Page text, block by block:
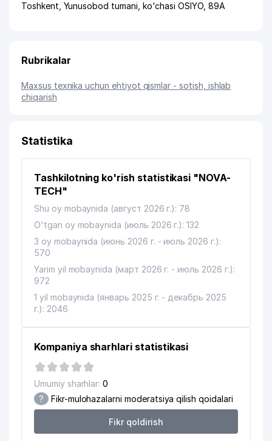
Toshkent Yunusobod tumani ko'chasi OSIYO, 89А
Rubrikalar
Maxsus texnika uchun ehtiyot qismlar - sotish, ishlab
chiqarish
Statistika
Tashkilotning ko'rish statistikasi "NOVA-
TECH"
Shu oy mobaynida (август 2026 г.): 78
O'tgan oy mobaynida (июль 2026 г.): 132
3 oy mobaynida (июнь 2026 г. - июль 2026 г.):
570
Yarim yil mobaynida (март 2026 г. - июль 2026 г.):
972
1 yil mobaynida (январь 2025 г. - декабрь 2025
г.): 2046
Kompaniya sharhlari statistikasi
Umumiy sharhlar: 0
? Fikr-mulohazalarni moderatsiya qilish qoidalari
Fikr qoldirish